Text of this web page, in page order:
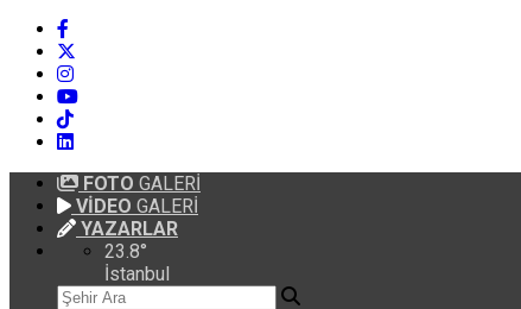
FOTO GALERİ
VİDEO GALERİ
YAZARLAR
23.8°
İstanbul